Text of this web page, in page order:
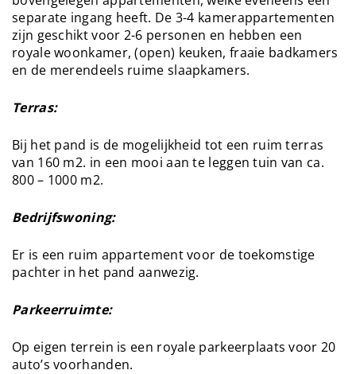
separate ingang heeft. De 3-4 kamerappartementen
zijn geschikt voor 2-6 personen en hebben een
royale woonkamer, (open) keuken, fraaie badkamers
en de merendeels ruime slaapkamers.
Terras:
Bij het pand is de mogelijkheid tot een ruim terras
van 160 m2. in een mooi aan te leggen tuin van ca.
800 – 1000 m2.
Bedrijfswoning:
Er is een ruim appartement voor de toekomstige
pachter in het pand aanwezig.
Parkeerruimte:
Op eigen terrein is een royale parkeerplaats voor 20
auto’s voorhanden.